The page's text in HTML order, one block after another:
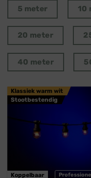
5 meter 10
20 meter
40 meter
Klassiek warm wit
Stootbestendig
Koppelbaar